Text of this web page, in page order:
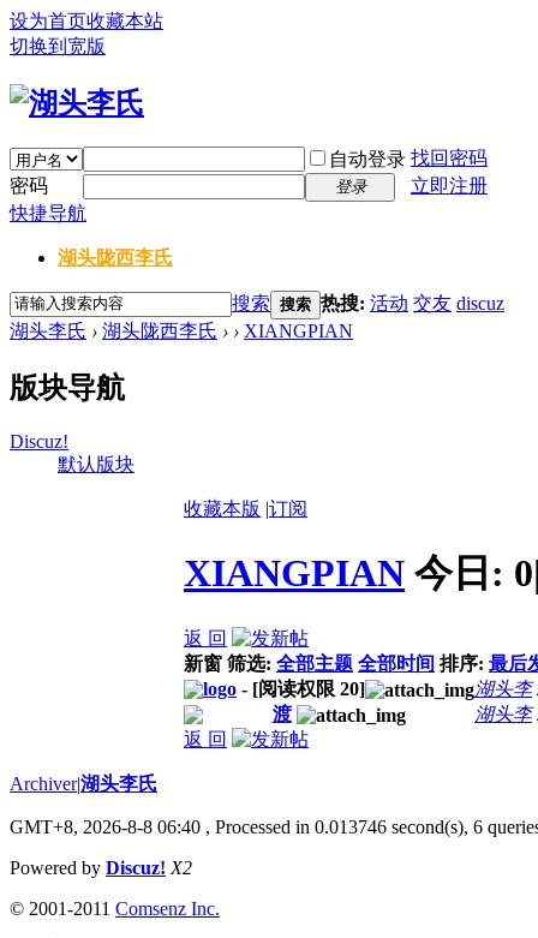
设为首页收藏本站
切换到宽版
自动登录 找回密码
密码
登录
立即注册
快捷导航
湖头陇西李氏
搜索 搜索 热搜: 活动 交友 discuz
湖头李氏 › 湖头陇西李氏 › › XIANGPIAN
版块导航
Discuz!
默认版块
收藏本版 |订阅
XIANGPIAN 今日: 0
返 回
新窗 筛选: 全部主题 全部时间 排序: 最后
logo - [阅读权限 20] 湖头李
渡
湖头李
返 回
Archiver|湖头李氏
GMT+8, 2026-8-8 06:40 , Processed in 0.013746 second(s), 6
Powered by Discuz! X2
© 2001-2011 Comsenz Inc.